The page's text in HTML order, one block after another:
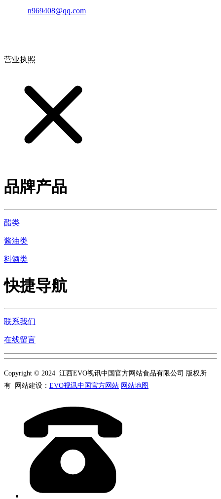
n969408@qq.com
营业执照
品牌产品
醋类
酱油类
料酒类
快捷导航
联系我们
在线留言
Copyright © 2024 江西EVO视讯中国官方网站食品有限公司 版权所
有 网站建设： EVO视讯中国官方网站 网站地图